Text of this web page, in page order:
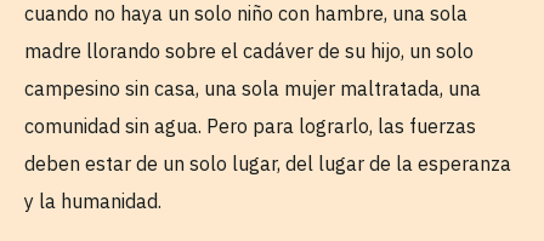
cuando no haya un solo niño con hambre, una sola
madre llorando sobre el cadáver de su hijo, un solo
campesino sin casa, una sola mujer maltratada, una
comunidad sin agua. Pero para lograrlo, las fuerzas
deben estar de un solo lugar, del lugar de la esperanza
y la humanidad.